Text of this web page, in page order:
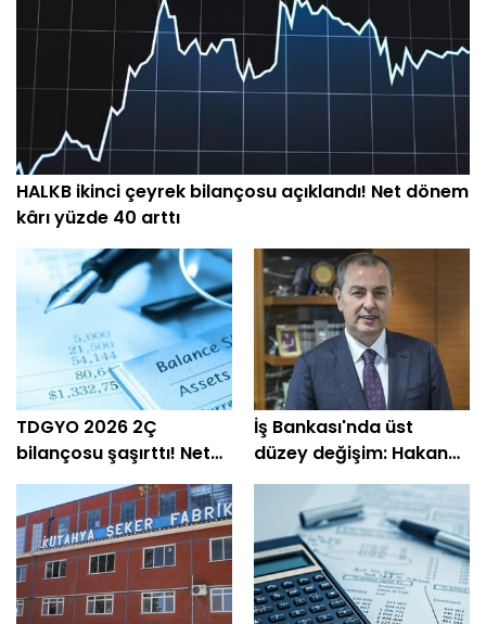
HALKB ikinci çeyrek bilançosu açıklandı! Net dönem
kârı yüzde 40 arttı
TDGYO 2026 2Ç
bilançosu şaşırttı! Net
kâr yüzde 105 bin arttı
İş Bankası'nda üst
düzey değişim: Hakan
Aran görevini
devrediyor